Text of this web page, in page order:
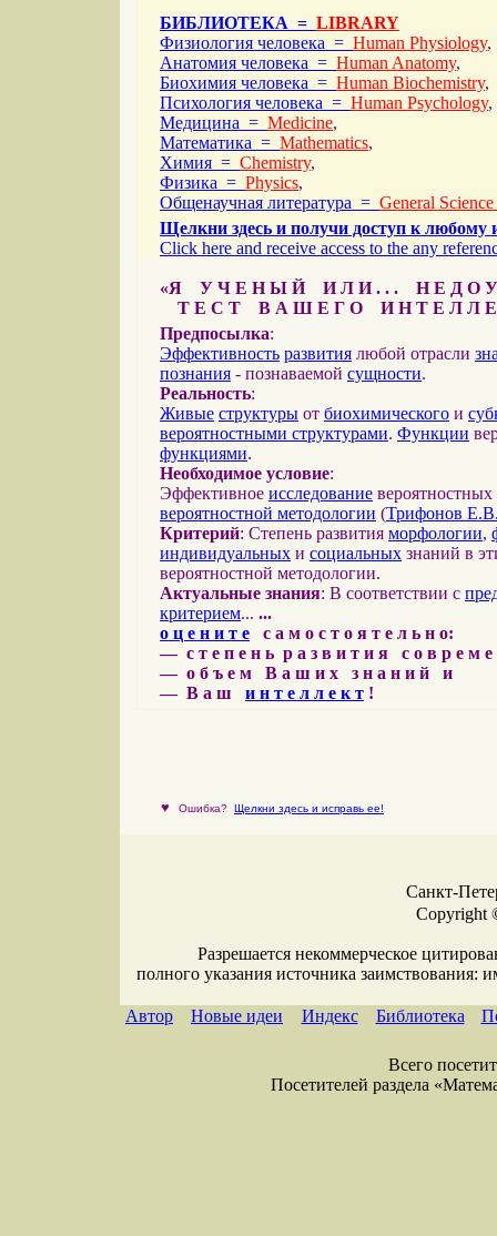
БИБЛИОТЕКА = LIBRARY
Физиология человека = Human Physiology,
Анатомия человека = Human Anatomy,
Биохимия человека = Human Biochemistry,
Психология человека = Human Psychology,
Медицина = Medicine,
Математика = Mathematics,
Химия = Chemistry,
Физика = Physics,
Общенаучная литература = General
Щелкни здесь и получи доступ к любому
Click here and receive access to the any
«Я У Ч Е Н Ы Й И Л И . . . Н Е Д О У
Т Е С Т В А Ш Е Г О И Н Т Е Л Л Е
Предпосылка:
Эффективность развития любой отрасли
познания - познаваемой сущности.
Реальность:
Живые структуры от биохимического и
вероятностными структурами. Функции
функциями.
Необходимое условие:
Эффективное исследование
вероятностной методологии (Трифонов
Критерий: Степень развития морфологии,
индивидуальных и социальных знаний в
вероятностной методологии.
Актуальные знания: В соответствии с
критерием... ...
о ц е н и т е с а м о с т о я т е л ь н о:
— с т е п е н ь р а з в и т и я с о в р е м
— о б ъ е м В а ш и х з н а н и й и
— В а ш и н т е л л е к т !
♥ Ошибка? Щелкни здесь и исправь ее!
Санкт-
Copyright
Разрешается некоммерческое
полного указания источника заимствования:
Автор Новые идеи Индекс Библиотека
Всего
Посетителей раздела